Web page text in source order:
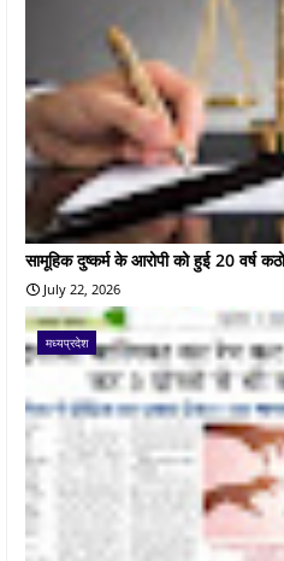
सामूहिक दुष्कर्म के आरोपी को हुई 20 वर्ष
July 22, 2026
मध्यप्रदेश